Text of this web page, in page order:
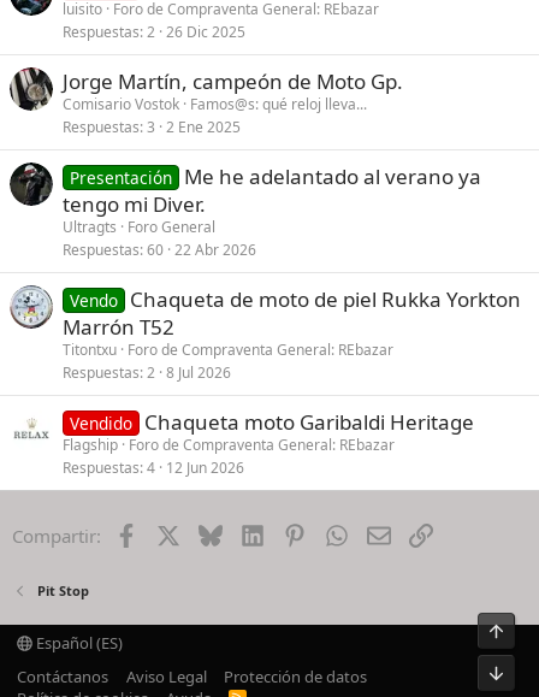
luisito Foro de Compraventa General: REbazar
Respuestas 2 26 Dic 2025
Jorge Martín, campeón de Moto Gp.
Comisario Vostok Famos@s: qué reloj lleva...
Respuestas 3 2 Ene 2025
Presentación Me he adelantado al verano ya
tengo mi Diver.
Ultragts
Foro General
Respuestas 60 22 Abr 2026
Vendo Chaqueta de moto de piel Rukka Yorkton
Marrón T52
Titontxu Foro de Compraventa General: REbazar
Respuestas 2 8 Jul 2026
Vendido Chaqueta moto Garibaldi Heritage
Flagship Foro de Compraventa General: REbazar
Respuestas 4 12 Jun 2026
Compartir: Facebook BlueskyLinkedInPinterestWhatsApp
EmailEnlace
Pit Stop
Español (ES)
Contáctanos
Aviso Legal
Protección de datos